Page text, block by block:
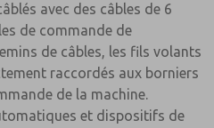
avec des câbles de 6
de commande de
de câbles, les fils volants
raccordés aux borniers
de la machine.
et dispositifs de